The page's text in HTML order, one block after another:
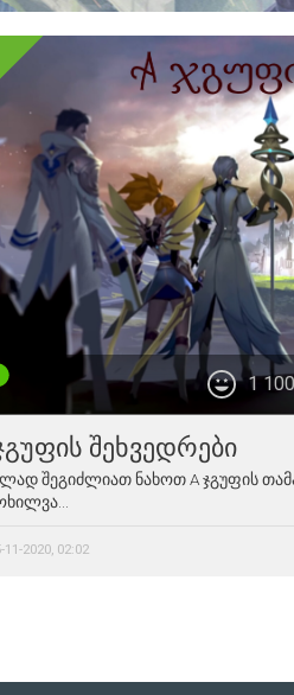
1 100
შეხვედრები
შეგიძლიათ ნახოთ A ჯგუფის
11-2020, 02:02